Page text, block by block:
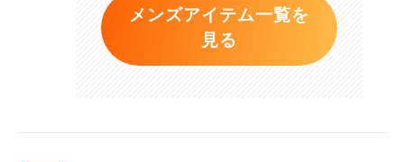
メンズアイテム一覧を
見る